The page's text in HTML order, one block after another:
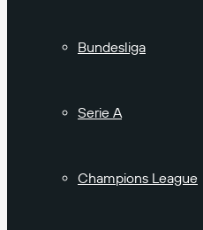
Bundesliga
Serie A
Champions League